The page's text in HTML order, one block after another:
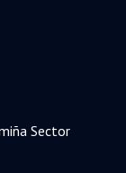
Sector